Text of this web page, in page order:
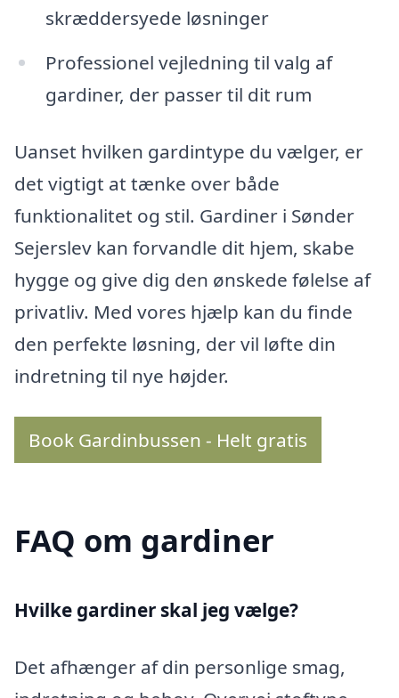
skræddersyede løsninger
Professionel vejledning til valg af
gardiner, der passer til dit rum
Uanset hvilken gardintype du vælger, er
det vigtigt at tænke over både
funktionalitet og stil. Gardiner i Sønder
Sejerslev kan forvandle dit hjem, skabe
hygge og give dig den ønskede følelse af
privatliv. Med vores hjælp kan du finde
den perfekte løsning, der vil løfte din
indretning til nye højder.
Book Gardinbussen - Helt gratis
FAQ om gardiner
Hvilke gardiner skal jeg vælge?
Det afhænger af din personlige smag,